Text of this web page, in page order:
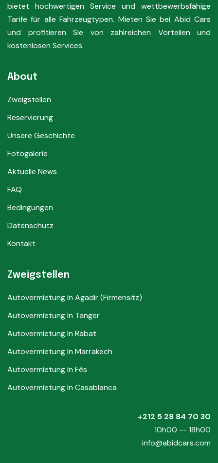
bietet hochwertigen Service und wettbewerbsfähige
Tarife für alle Fahrzeugtypen. Mieten Sie bei Abid Cars
und profitieren Sie von zahlreichen Vorteilen und
kostenlosen Services.
About
Zweigstellen
Reservierung
Unsere Geschichte
Fotogalerie
Aktuelle News
FAQ
Bedingungen
Datenschutz
Kontakt
Zweigstellen
Autovermietung In Agadir (Firmensitz)
Autovermietung In Tanger
Autovermietung In Rabat
Autovermietung In Marrakech
Autovermietung In Fès
Autovermietung In Casablanca
+212 5 28 84 70 30
10h00 -- 18h00
info@abidcars.com